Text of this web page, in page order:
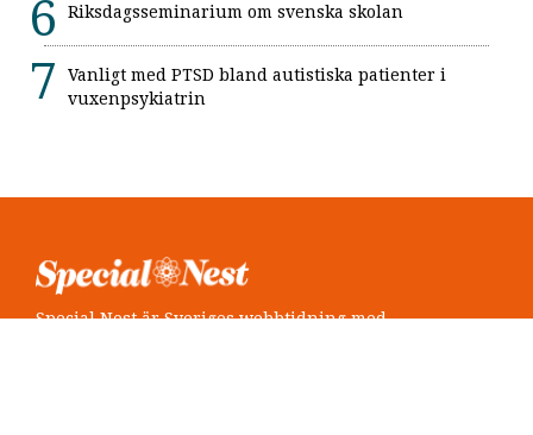
Riksdagsseminarium om svenska skolan
Vanligt med PTSD bland autistiska patienter i
vuxenpsykiatrin
Special Nest är Sveriges webbtidning med